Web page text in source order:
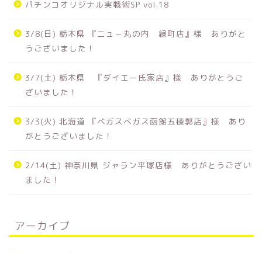
パチンコオリジナル実戦術SP vol.18
3/8(日) 栃木県 『ニュ－丸の内 緑町店』様 ありがと
うございました！
3/7(土) 栃木県 『ダイエー氏家店』様 ありがとうご
ざいました！
3/3(火) 北海道 『ベガスベガス函館五稜郭店』様 あり
がとうございました！
2/14(土) 神奈川県 ジャラン平塚店様 ありがとうござい
ました！
アーカイブ